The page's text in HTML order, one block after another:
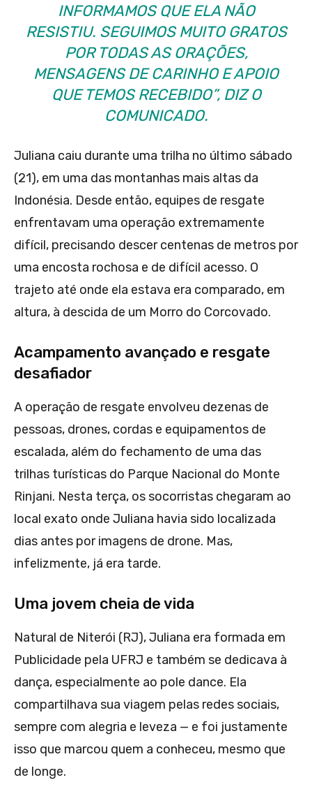
INFORMAMOS QUE ELA NÃO
RESISTIU. SEGUIMOS MUITO GRATOS
POR TODAS AS ORAÇÕES,
MENSAGENS DE CARINHO E APOIO
QUE TEMOS RECEBIDO”, DIZ O
COMUNICADO.
Juliana caiu durante uma trilha no último sábado
(21), em uma das montanhas mais altas da
Indonésia. Desde então, equipes de resgate
enfrentavam uma operação extremamente
difícil, precisando descer centenas de metros por
uma encosta rochosa e de difícil acesso. O
trajeto até onde ela estava era comparado, em
altura, à descida de um Morro do Corcovado.
Acampamento avançado e resgate
desafiador
A operação de resgate envolveu dezenas de
pessoas, drones, cordas e equipamentos de
escalada, além do fechamento de uma das
trilhas turísticas do Parque Nacional do Monte
Rinjani. Nesta terça, os socorristas chegaram ao
local exato onde Juliana havia sido localizada
dias antes por imagens de drone. Mas,
infelizmente, já era tarde.
Uma jovem cheia de vida
Natural de Niterói (RJ), Juliana era formada em
Publicidade pela UFRJ e também se dedicava à
dança, especialmente ao pole dance. Ela
compartilhava sua viagem pelas redes sociais,
sempre com alegria e leveza — e foi justamente
isso que marcou quem a conheceu, mesmo que
de longe.